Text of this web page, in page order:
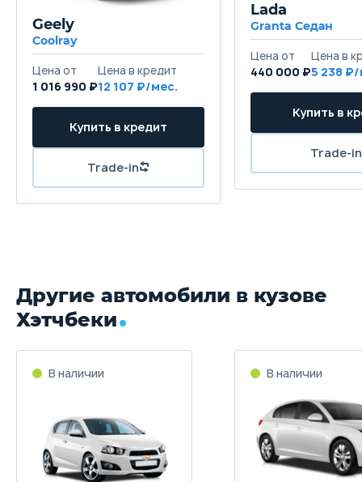
Geely
Coolray
1 016 990 ₽12 107
Lada
Granta Седан
440 000 ₽5 238
Другие автомобили в кузове
Хэтчбеки